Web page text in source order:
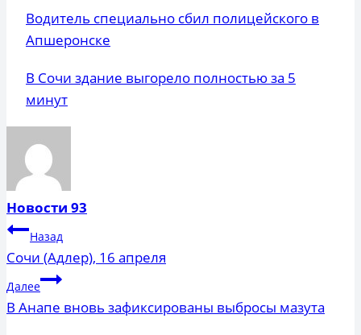
Водитель специально сбил полицейского в
Апшеронске
В Сочи здание выгорело полностью за 5
минут
Новости 93
Навигация
по
записям
Назад
Сочи (Адлер), 16 апреля
Далее
В Анапе вновь зафиксированы выбросы мазута